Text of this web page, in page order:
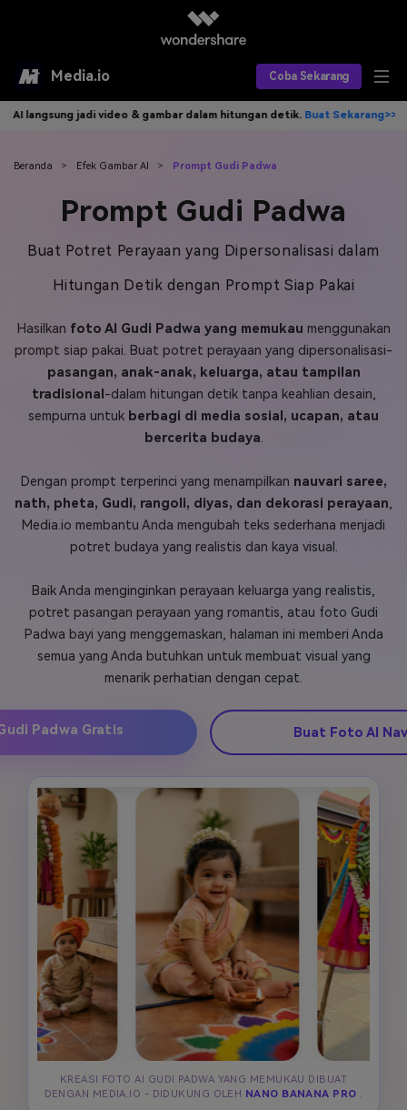
Media.io Coba Sekarang
Alat AI
AI Video
AI Gambar
AI Audio
Model AI yang Didukung
Produk AI
Asisten Video AI
Editor Video AI
Editor Gambar AI
Editor Audio AI
Find More Solutions >>
Efek Video
Efek Foto
Sumber Daya
Panduan Pengguna Apa yang Baru
Hubungi Kami
Tips & Tutorial AI
Postingan Terbaru
Jelajahi Lebih Banyak >>
Veo3 TOP
Masuk
Berkreasi dengan AI
jadi video & gambar dalam hitungan detik.Buat Sekarang>> Tulis
Beranda > Efek Gambar AI > Prompt Gudi Padwa
Prompt Gudi Padwa
Buat Potret Perayaan yang Dipersonalisasi dalam
Hitungan Detik dengan Prompt Siap Pakai
Hasilkan foto AI Gudi Padwa yang memukau menggunakan
prompt siap pakai. Buat potret perayaan yang dipersonalisasi-
pasangan, anak-anak, keluarga, atau tampilan
tradisional -dalam hitungan detik tanpa keahlian desain,
sempurna untuk berbagi di media sosial, ucapan, atau
bercerita budaya.
Dengan prompt terperinci yang menampilkan nauvari saree,
nath, pheta, Gudi, rangoli, diyas, dan dekorasi perayaan,
Media.io membantu Anda mengubah teks sederhana menjadi
potret budaya yang realistis dan kaya visual.
Baik Anda menginginkan perayaan keluarga yang realistis,
potret pasangan perayaan yang romantis, atau foto Gudi
Padwa bayi yang menggemaskan, halaman ini memberi Anda
semua yang Anda butuhkan untuk membuat visual yang
menarik perhatian dengan cepat.
Padwa Gratis Buat Foto AI
KREASI FOTO AI GUDI PADWA YANG MEMUKAU DIBUAT
DENGAN MEDIA.IO - DIDUKUNG OLEH NANO BANANA PRO .